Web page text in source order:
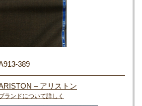
389
– アリストン
ランドについて詳しく